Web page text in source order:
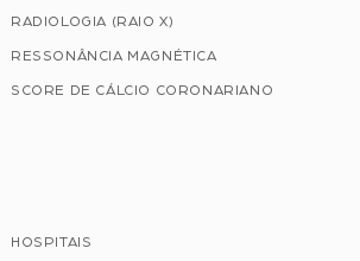
RADIOLOGIA (RAIO X)
RESSONÂNCIA MAGNÉTICA
SCORE DE CÁLCIO CORONARIANO
HOSPITAIS